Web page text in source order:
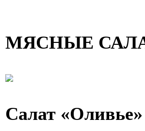
МЯСНЫЕ
Салат